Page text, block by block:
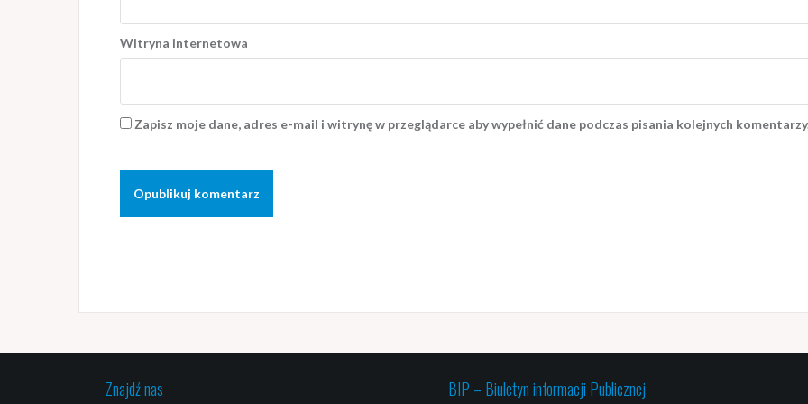
Witryna internetowa
Zapisz moje dane, adres e-mail i witrynę w przeglądarce aby wypełnić dane podczas pisania kolejnych
Znajdź nas BIP – Biuletyn informacji Publicznej